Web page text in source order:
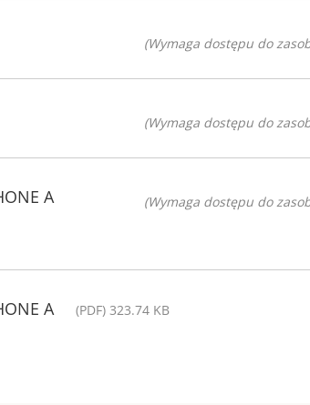
(Wymaga dostępu do
(Wymaga dostępu do
A (Wymaga dostępu do
A (PDF) 323.74 KB